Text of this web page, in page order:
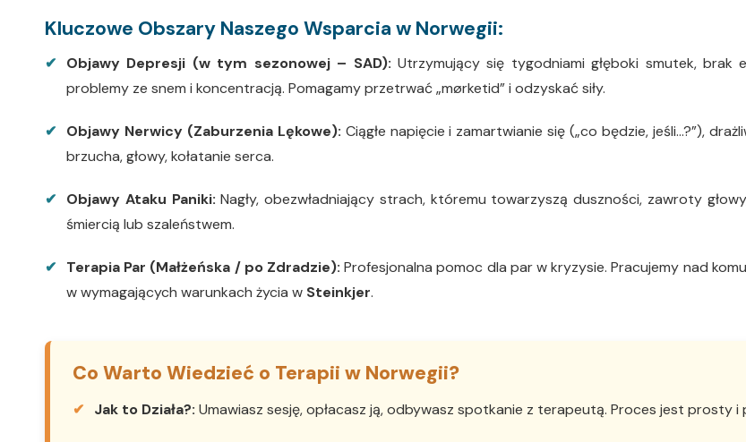
Kluczowe Obszary Naszego Wsparcia w Norwegii:
Objawy Depresji (w tym sezonowej – SAD): Utrzymujący się tygodniami głęboki smutek, brak
problemy ze snem i koncentracją. Pomagamy przetrwać „mørketid” i odzyskać siły.
Objawy Nerwicy (Zaburzenia Lękowe): Ciągłe napięcie i zamartwianie się („co będzie, jeśli…?”),
brzucha, głowy, kołatanie serca.
Objawy Ataku Paniki: Nagły, obezwładniający strach, któremu towarzyszą duszności, zawroty
śmiercią lub szaleństwem.
Terapia Par (Małżeńska / po Zdradzie): Profesjonalna pomoc dla par w kryzysie. Pracujemy nad
w wymagających warunkach życia w Steinkjer.
Co Warto Wiedzieć o Terapii w Norwegii?
Jak to Działa?: Umawiasz sesję, opłacasz ją, odbywasz spotkanie z terapeutą. Proces jest prosty i